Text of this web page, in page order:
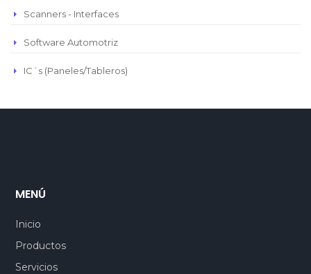
Scanners - Interfaces
Software Automotriz
IC´s (Paneles/Tableros)
MENÚ
Inicio
Productos
Servicios